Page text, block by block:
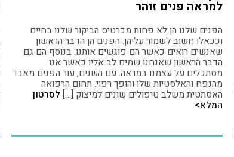
למראה פנים זוהר
הפנים שלנו הן לא פחות מכרטיס הביקור שלנו בחיים
וככאלו חשוב לשמור עליהן. הפנים הן הדבר הראשון
שאנשים רואים כאשר הם פוגשים אותנו. בנוסף הם גם
הדבר הראשון שאנחנו שמים לב אליו כאשר אנו
מסתכלים על עצמנו במראה. עם השנים, עור הפנים מאבד
מהנפח והאלסטיות שלו והופך רפוי. תחום הרפואה
האסתטית משלב טיפולים שונים למיצוק […] לסרטון
המלא>